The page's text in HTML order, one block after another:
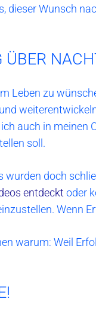
dieser Wunsch
ÜBER
Leben zu
auch in meinen
soll.
wurden doch
entdeckt oder
Wenn
warum: Weil